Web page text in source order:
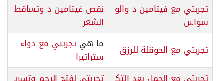
تجربتي مع فيتامين د والو
سواس
نقص فيتامين د وتساقط
الشعر
تجربتي مع الحوقلة للرزق
ما هيتجربتي مع دواء
ستراتيرا